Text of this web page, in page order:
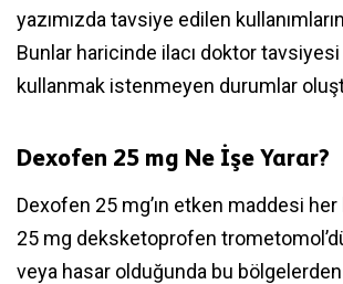
yazımızda tavsiye edilen
Bunlar haricinde ilacı doktor
kullanmak istenmeyen durumlar
Dexofen 25 mg Ne İşe Yarar?
Dexofen 25 mg’ın etken maddesi
25 mg deksketoprofen
veya hasar olduğunda bu bölgelerden